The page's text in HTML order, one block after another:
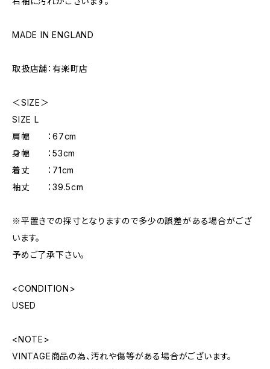
MADE IN ENGLAND
取扱店舗：有楽町店
＜SIZE＞
SIZE L
肩幅 ：67cm
身幅 ：53cm
着丈 ：71cm
袖丈 ：39.5cm
※平置きでの採寸となりますので多少の誤差がある場合がござ
います。
予めご了承下さい。
<CONDITION>
USED
<NOTE>
VINTAGE商品の為、汚れや傷等がある場合がございます。